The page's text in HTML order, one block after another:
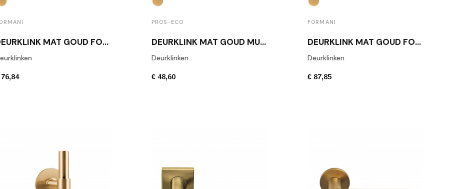
DEURKLINK MAT GOUD FORMANI LB7-19 IM
PROS-ECO
DEURKLINK MAT GOUD MUST EDGE 2 IM
Deurklinken
€ 48,60
FORMANI
DEURKLINK MAT GOUD FORMANI LB21 IM
Deurklinken
€ 87,85